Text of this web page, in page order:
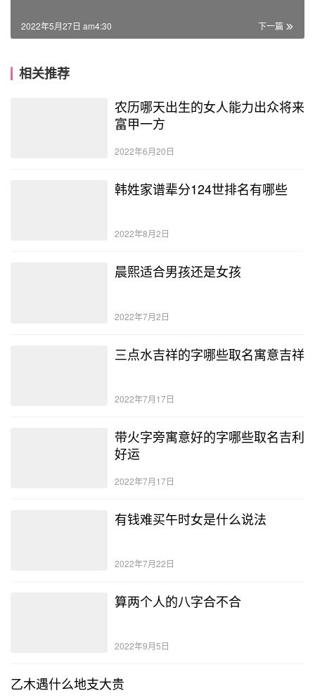
下一篇
2022年5月27日 am4:30
相关推荐
农历哪天出生的女人能力出众将来
富甲一方
2022年6月20日
韩姓家谱辈分124世排名有哪些
2022年8月2日
晨熙适合男孩还是女孩
2022年7月2日
三点水吉祥的字哪些取名寓意吉祥
2022年7月17日
带火字旁寓意好的字哪些取名吉利
好运
2022年7月17日
有钱难买午时女是什么说法
2022年7月22日
算两个人的八字合不合
2022年9月5日
乙木遇什么地支大贵